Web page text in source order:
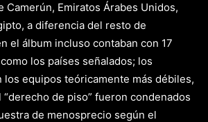
Camerún, Emiratos Árabes Unidos,
a diferencia del resto de
el álbum incluso contaban con 17
los países señalados; los
los equipos teóricamente más débiles,
de piso” fueron condenados
de menosprecio según el